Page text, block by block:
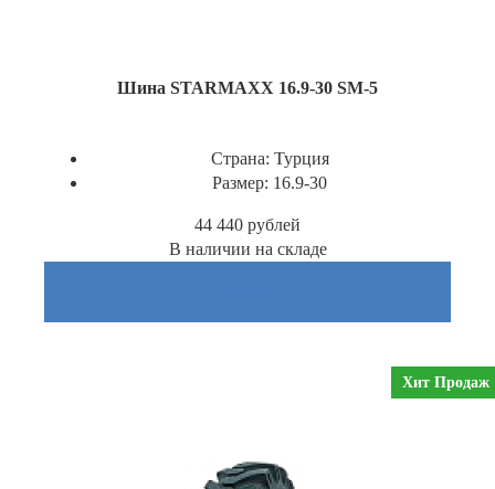
Шина STARMAXX 16.9-30 SM-5
Страна: Турция
Размер: 16.9-30
44 440 рублей
В наличии на складе
Хит Продаж